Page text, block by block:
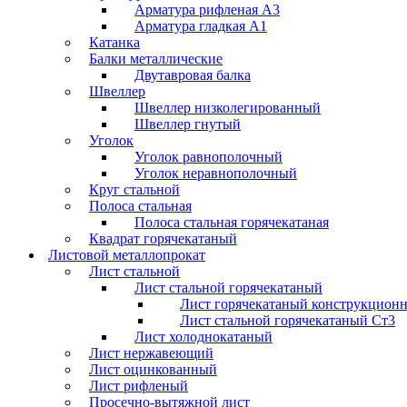
Арматура рифленая А3
Арматура гладкая А1
Катанка
Балки металлические
Двутавровая балка
Швеллер
Швеллер низколегированный
Швеллер гнутый
Уголок
Уголок равнополочный
Уголок неравнополочный
Круг стальной
Полоса стальная
Полоса стальная горячекатаная
Квадрат горячекатаный
Листовой металлопрокат
Лист стальной
Лист стальной горячекатаный
Лист горячекатаный
Лист стальной горячекатаный Ст3
Лист холоднокатаный
Лист нержавеющий
Лист оцинкованный
Лист рифленый
Просечно-вытяжной лист